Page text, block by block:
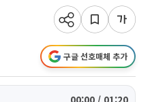
구글 선호매체 추가